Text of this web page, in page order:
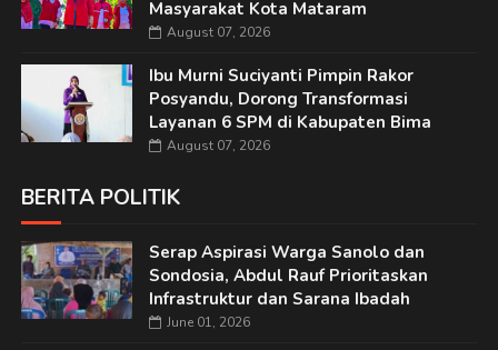
Masyarakat Kota Mataram
August 07, 2026
Ibu Murni Suciyanti Pimpin Rakor
Posyandu, Dorong Transformasi
Layanan 6 SPM di Kabupaten Bima
August 07, 2026
BERITA POLITIK
Serap Aspirasi Warga Sanolo dan
Sondosia, Abdul Rauf Prioritaskan
Infrastruktur dan Sarana Ibadah
June 01, 2026